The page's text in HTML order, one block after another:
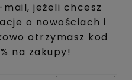
jeżeli chcesz
o nowościach i
otrzymasz kod
na zakupy!